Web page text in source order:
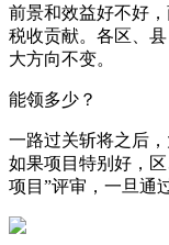
前景和效益好不好
税收贡献。各区、
大方向不变。
能领多少？
一路过关斩将之后，
如果项目特别好，
项目”评审，一旦通